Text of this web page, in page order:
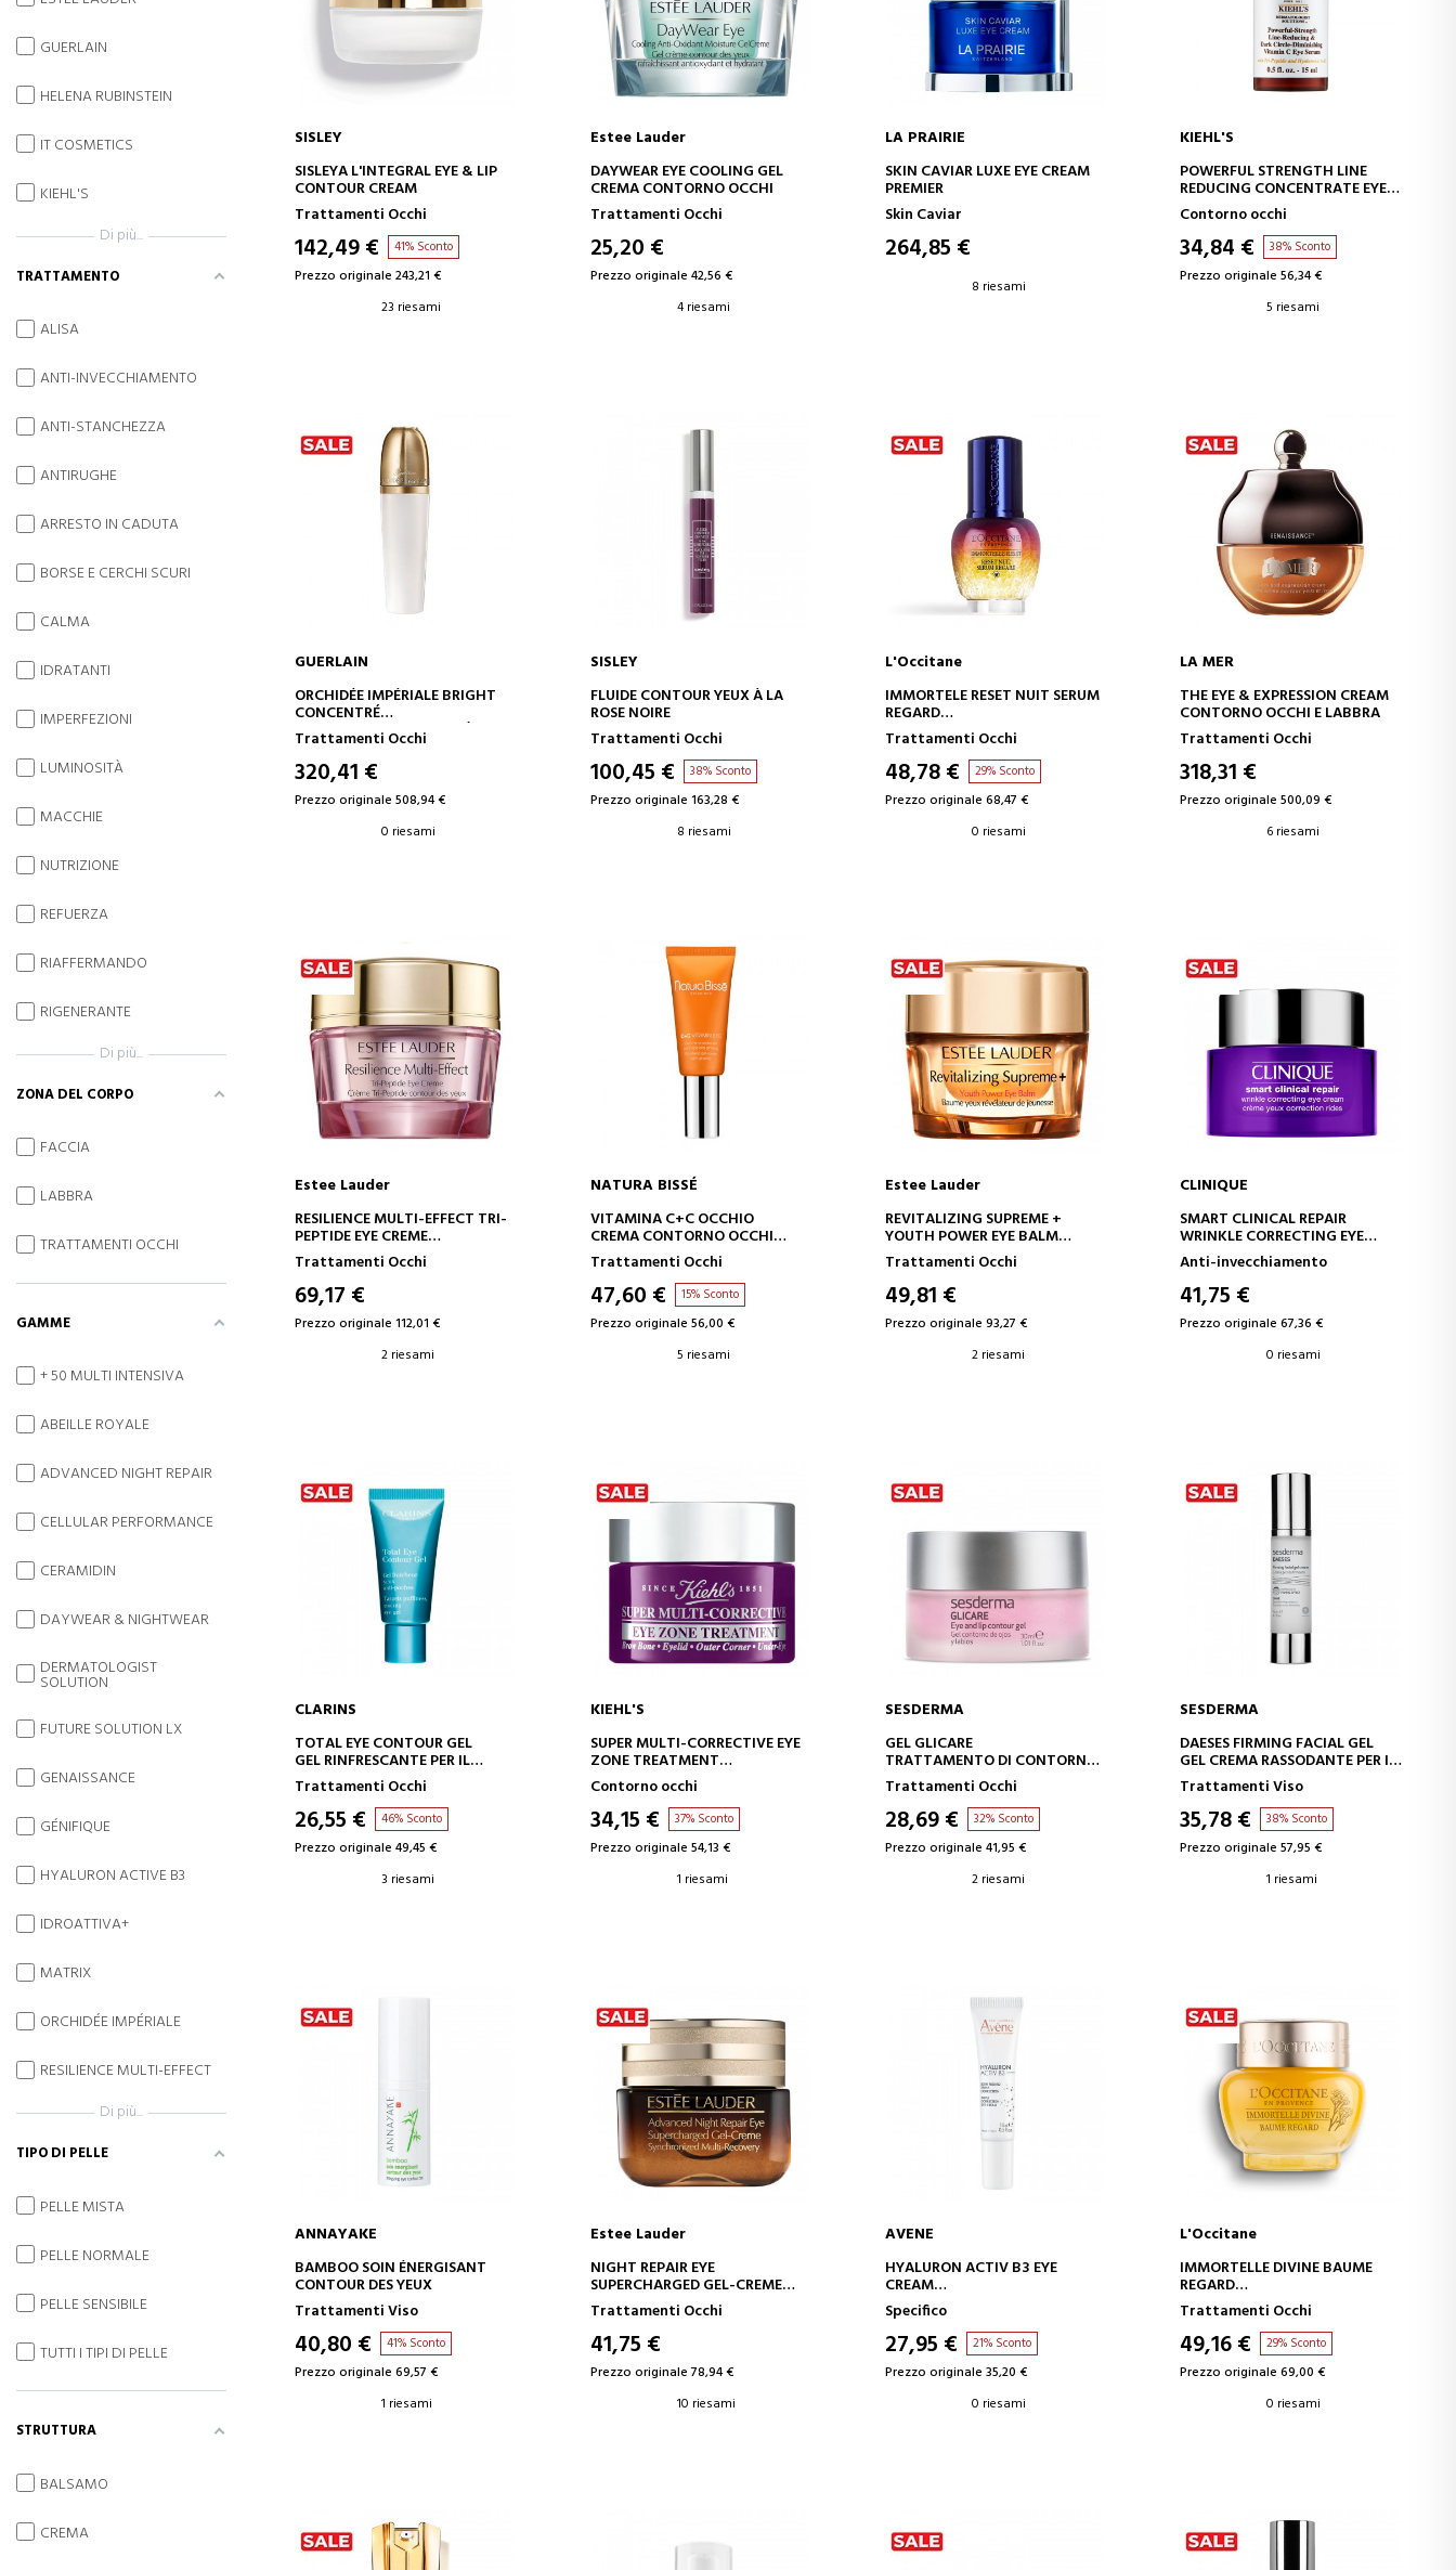
AGGIUNGI AL CARRELLO
SISLEY
SISLEYA L'INTEGRAL EYE & LIP
CONTOUR CREAM
Trattamenti Occhi
142,49 € 41% Sconto
Prezzo originale 243,21 €
23 riesami
AGGIUNGI AL CARRELLO
Estee Lauder
DAYWEAR EYE COOLING GEL
CREMA CONTORNO OCCHI
Trattamenti Occhi
25,20 €
Prezzo originale 42,56 €
4 riesami
AGGIUNGI AL CARRELLO
LA PRAIRIE
SKIN CAVIAR LUXE EYE CREAM
PREMIER
Skin Caviar
264,85 €
8 riesami
AGGIUNGI AL CARRELLO
KIEHL'S
POWERFUL STRENGTH LINE
REDUCING CONCENTRATE EYE
TRATTAMENTO CONTORNO
OCCHI
Contorno occhi
34,84 € 38% Sconto
Prezzo originale 56,34 €
5 riesami
AGGIUNGI AL CARRELLO
GUERLAIN
ORCHIDÉE IMPÉRIALE BRIGHT
CONCENTRÉ
CONCENTRATO ANTI-ETÀ -
ANTIRUGHE
Trattamenti Occhi
320,41 €
Prezzo originale 508,94 €
0 riesami
AGGIUNGI AL CARRELLO
SISLEY
FLUIDE CONTOUR YEUX À LA
ROSE NOIRE
Trattamenti Occhi
100,45 € 38% Sconto
Prezzo originale 163,28 €
8 riesami
AGGIUNGI AL CARRELLO
L'Occitane
IMMORTELE RESET NUIT SERUM
REGARD
SIERO CONTORNO OCCHI
Trattamenti Occhi
48,78 € 29% Sconto
Prezzo originale 68,47 €
0 riesami
AGGIUNGI AL CARRELLO
LA MER
THE EYE & EXPRESSION CREAM
CONTORNO OCCHI E LABBRA
Trattamenti Occhi
318,31 €
Prezzo originale 500,09 €
6 riesami
AGGIUNGI AL CARRELLO
Estee Lauder
RESILIENCE MULTI-EFFECT TRI-
PEPTIDE EYE CREME
TRATTAMENTO CONTORNO
OCCHI
Trattamenti Occhi
69,17 €
Prezzo originale 112,01 €
2 riesami
AGGIUNGI AL CARRELLO
NATURA BISSÉ
VITAMINA C+C OCCHIO
CREMA CONTORNO OCCHI
ANTISTRESS AL GINSENG
Trattamenti Occhi
47,60 € 15% Sconto
Prezzo originale 56,00 €
5 riesami
AGGIUNGI AL CARRELLO
Estee Lauder
REVITALIZING SUPREME +
YOUTH POWER EYE BALM
BALSAMO RIVITALIZZANTE PER
IL CONTORNO OCCHI
Trattamenti Occhi
49,81 €
Prezzo originale 93,27 €
2 riesami
AGGIUNGI AL CARRELLO
CLINIQUE
SMART CLINICAL REPAIR
WRINKLE CORRECTING EYE
CREAM
CREMA RIPARATRICE PER IL
CONTORNO OCCHI
Anti-invecchiamento
41,75 €
Prezzo originale 67,36 €
0 riesami
AGGIUNGI AL CARRELLO
CLARINS
TOTAL EYE CONTOUR GEL
GEL RINFRESCANTE PER IL
CONTORNO OCCHI
Trattamenti Occhi
26,55 € 46% Sconto
Prezzo originale 49,45 €
3 riesami
AGGIUNGI AL CARRELLO
KIEHL'S
SUPER MULTI-CORRECTIVE EYE
ZONE TREATMENT
TRATTAMENTO CORRETTIVO
DEL CONTORNO OCCHI
Contorno occhi
34,15 € 37% Sconto
Prezzo originale 54,13 €
1 riesami
AGGIUNGI AL CARRELLO
SESDERMA
GEL GLICARE
TRATTAMENTO DI CONTORNO
OCCHI E LABBRA
Trattamenti Occhi
28,69 € 32% Sconto
Prezzo originale 41,95 €
2 riesami
AGGIUNGI AL CARRELLO
SESDERMA
DAESES FIRMING FACIAL GEL
GEL CREMA RASSODANTE PER IL
VISO
Trattamenti Viso
35,78 € 38% Sconto
Prezzo originale 57,95 €
1 riesami
AGGIUNGI AL CARRELLO
ANNAYAKE
BAMBOO SOIN ÉNERGISANT
CONTOUR DES YEUX
Trattamenti Viso
40,80 € 41% Sconto
Prezzo originale 69,57 €
1 riesami
AGGIUNGI AL CARRELLO
Estee Lauder
NIGHT REPAIR EYE
SUPERCHARGED GEL-CREME
CONTORNO OCCHI AVANZATO
Trattamenti Occhi
41,75 €
Prezzo originale 78,94 €
10 riesami
AGGIUNGI AL CARRELLO
AVENE
HYALURON ACTIV B3 EYE
CREAM
CURA DELLA VISTA A TRIPLA
CORREZIONE
Specifico
27,95 € 21% Sconto
Prezzo originale 35,20 €
0 riesami
AGGIUNGI AL CARRELLO
L'Occitane
IMMORTELLE DIVINE BAUME
REGARD
BALSAMO CONTORNO OCCHI
Trattamenti Occhi
49,16 € 29% Sconto
Prezzo originale 69,00 €
0 riesami
GUERLAIN
HELENA RUBINSTEIN
IT COSMETICS
KIEHL'S
Di più...
TRATTAMENTO
ALISA
ANTI-INVECCHIAMENTO
ANTI-STANCHEZZA
ANTIRUGHE
ARRESTO IN CADUTA
BORSE E CERCHI SCURI
CALMA
IDRATANTI
IMPERFEZIONI
LUMINOSITÀ
MACCHIE
NUTRIZIONE
REFUERZA
RIAFFERMANDO
RIGENERANTE
Di più...
ZONA DEL CORPO
FACCIA
LABBRA
TRATTAMENTI OCCHI
GAMME
+ 50 MULTI INTENSIVA
ABEILLE ROYALE
ADVANCED NIGHT REPAIR
CELLULAR PERFORMANCE
CERAMIDIN
DAYWEAR & NIGHTWEAR
DERMATOLOGIST
SOLUTION
FUTURE SOLUTION LX
GENAISSANCE
GÉNIFIQUE
HYALURON ACTIVE B3
IDROATTIVA+
MATRIX
ORCHIDÉE IMPÉRIALE
RESILIENCE MULTI-EFFECT
Di più...
TIPO DI PELLE
PELLE MISTA
PELLE NORMALE
PELLE SENSIBILE
TUTTI I TIPI DI PELLE
STRUTTURA
BALSAMO
CREMA